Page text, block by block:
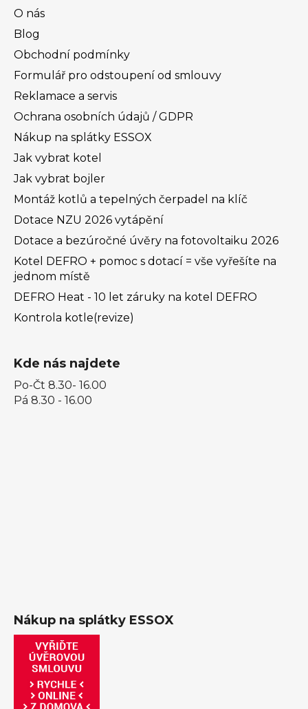
O nás
Blog
Obchodní podmínky
Formulář pro odstoupení od smlouvy
Reklamace a servis
Ochrana osobních údajů / GDPR
Nákup na splátky ESSOX
Jak vybrat kotel
Jak vybrat bojler
Montáž kotlů a tepelných čerpadel na klíč
Dotace NZU 2026 vytápění
Dotace a bezúročné úvěry na fotovoltaiku 2026
Kotel DEFRO + pomoc s dotací = vše vyřešíte na
jednom místě
DEFRO Heat - 10 let záruky na kotel DEFRO
Kontrola kotle(revize)
Kde nás najdete
Po-Čt 8.30- 16.00
Pá 8.30 - 16.00
Nákup na splátky ESSOX